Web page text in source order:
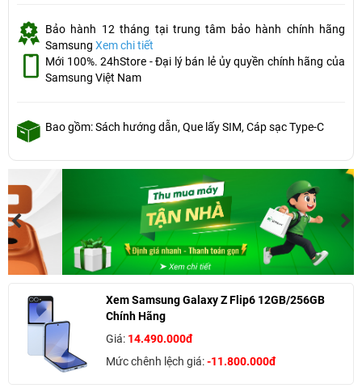
Bảo hành 12 tháng tại trung tâm bảo hành chính hãng
Samsung Xem chi tiết
Mới 100%. 24hStore - Đại lý bán lẻ ủy quyền chính hãng của
Samsung Việt Nam
Bao gồm: Sách hướng dẫn, Que lấy SIM, Cáp sạc Type-C
Xem Samsung Galaxy Z Flip6 12GB/256GB
Chính Hãng
Giá: 14.490.000đ
Mức chênh lệch giá:-11.800.000đ